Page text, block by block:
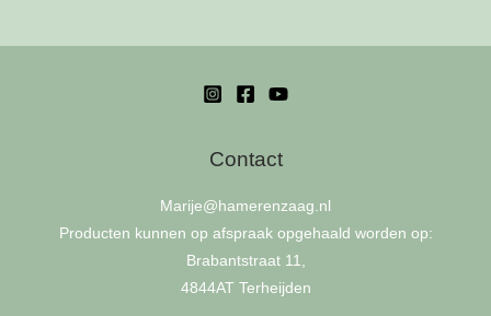
Contact
Marije@hamerenzaag.nl
Producten kunnen op afspraak opgehaald worden op:
Brabantstraat 11,
4844AT Terheijden